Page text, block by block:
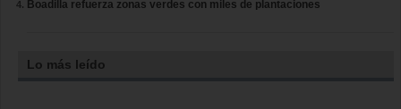
Boadilla refuerza zonas verdes con miles de plantaciones
Lo más leído